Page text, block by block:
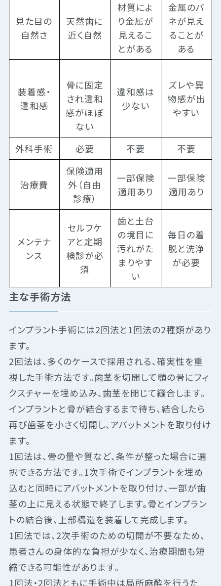
見た目の
自然さ
天然歯に
近く自然
材質によ
り金属が
見えるこ
とがある
金属のバ
ネが見え
ることが
ある
装着感・
違和感
骨に固定
され違和
感がほぼ
ない
違和感は
少ない
ズレや異
物感が出
やすい
外科手術 必要 不要 不要
治療費
保険適用
外（自由
診療）
一部保険
適用あり
一部保険
適用あり
メンテナ
ンス
セルフケ
アと定期
検診が必
須
歯と土台
の境目に
汚れがた
まりやす
い
毎日の着
脱と洗浄
が必要
主な手術方法
インプラント手術には2回法と1回法の2種類があり
ます。
2回法は、多くのケースで採用される、確実性を重
視した手術方法です。歯茎を切開して顎の骨にフィ
クスチャーを埋め込み、歯茎を閉じて縫合します。
インプラントと骨が結合するまで待ち、結合したら
再び歯茎を小さく切開し、アバットメントを取り付け
ます。
1回法は、骨の量や質など、条件が整った場合に選
択できる方法です。1次手術でインプラントを埋め
込むと同時にアバットメントを取り付け、一部が歯
茎の上に見える状態で終了します。骨とインプラン
トの結合後、上部構造を装着して完成します。
1回法では、2次手術のための切開が不要なため、
患者さんの身体的な負担が少なく、治療期間も短
縮できる可能性があります。
1回法・2回法ともに手術中は局所麻酔を行うた